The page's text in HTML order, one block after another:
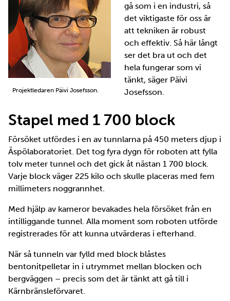
Projektledaren Päivi Josefsson.
gå som i en industri, så
det viktigaste för oss är
att tekniken är robust
och effektiv. Så här långt
ser det bra ut och det
hela fungerar som vi
tänkt, säger Päivi
Josefsson.
Stapel med 1 700 block
Försöket utfördes i en av tunnlarna på 450 meters djup i
Äspölaboratoriet. Det tog fyra dygn för roboten att fylla
tolv meter tunnel och det gick åt nästan 1 700 block.
Varje block väger 225 kilo och skulle placeras med fem
millimeters noggrannhet.
Med hjälp av kameror bevakades hela försöket från en
intilliggande tunnel. Alla moment som roboten utförde
registrerades för att kunna utvärderas i efterhand.
När så tunneln var fylld med block blåstes
bentonitpelletar in i utrymmet mellan blocken och
bergväggen – precis som det är tänkt att gå till i
Kärnbränsleförvaret.